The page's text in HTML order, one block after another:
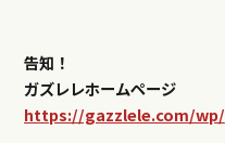
告知！
ガズレレホームページ
https://gazzlele.com/wp/